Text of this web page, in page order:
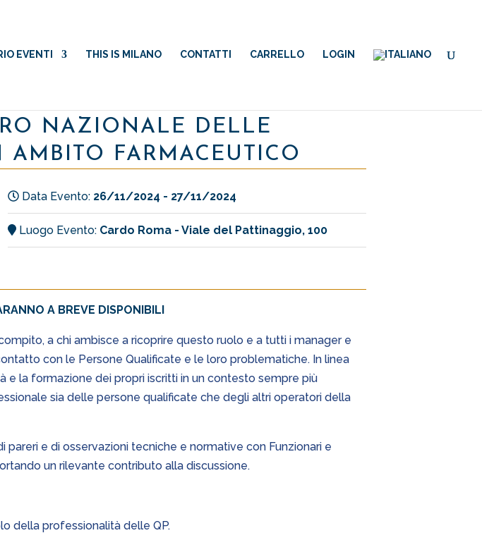
EVENTI THIS IS MILANO CONTATTI CARRELLO LOGIN
NAZIONALE DELLE
FARMACEUTICO
Data Evento: 26/11/2024 - 27/11/2024
Luogo Evento: Cardo Roma - Viale del Pattinaggio, 100
A BREVE DISPONIBILI
a chi ambisce a ricoprire questo ruolo e a tutti i manager e
con le Persone Qualificate e le loro problematiche. In linea
e la formazione dei propri iscritti in un contesto sempre più
sia delle persone qualificate che degli altri operatori della
e di osservazioni tecniche e normative con Funzionari e
un rilevante contributo alla discussione.
della professionalità delle QP.